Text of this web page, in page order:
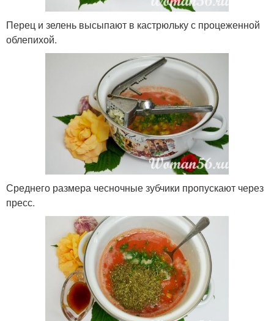
Перец и зелень высыпают в кастрюльку с процеженной
облепихой.
Среднего размера чесночные зубчики пропускают через
пресс.